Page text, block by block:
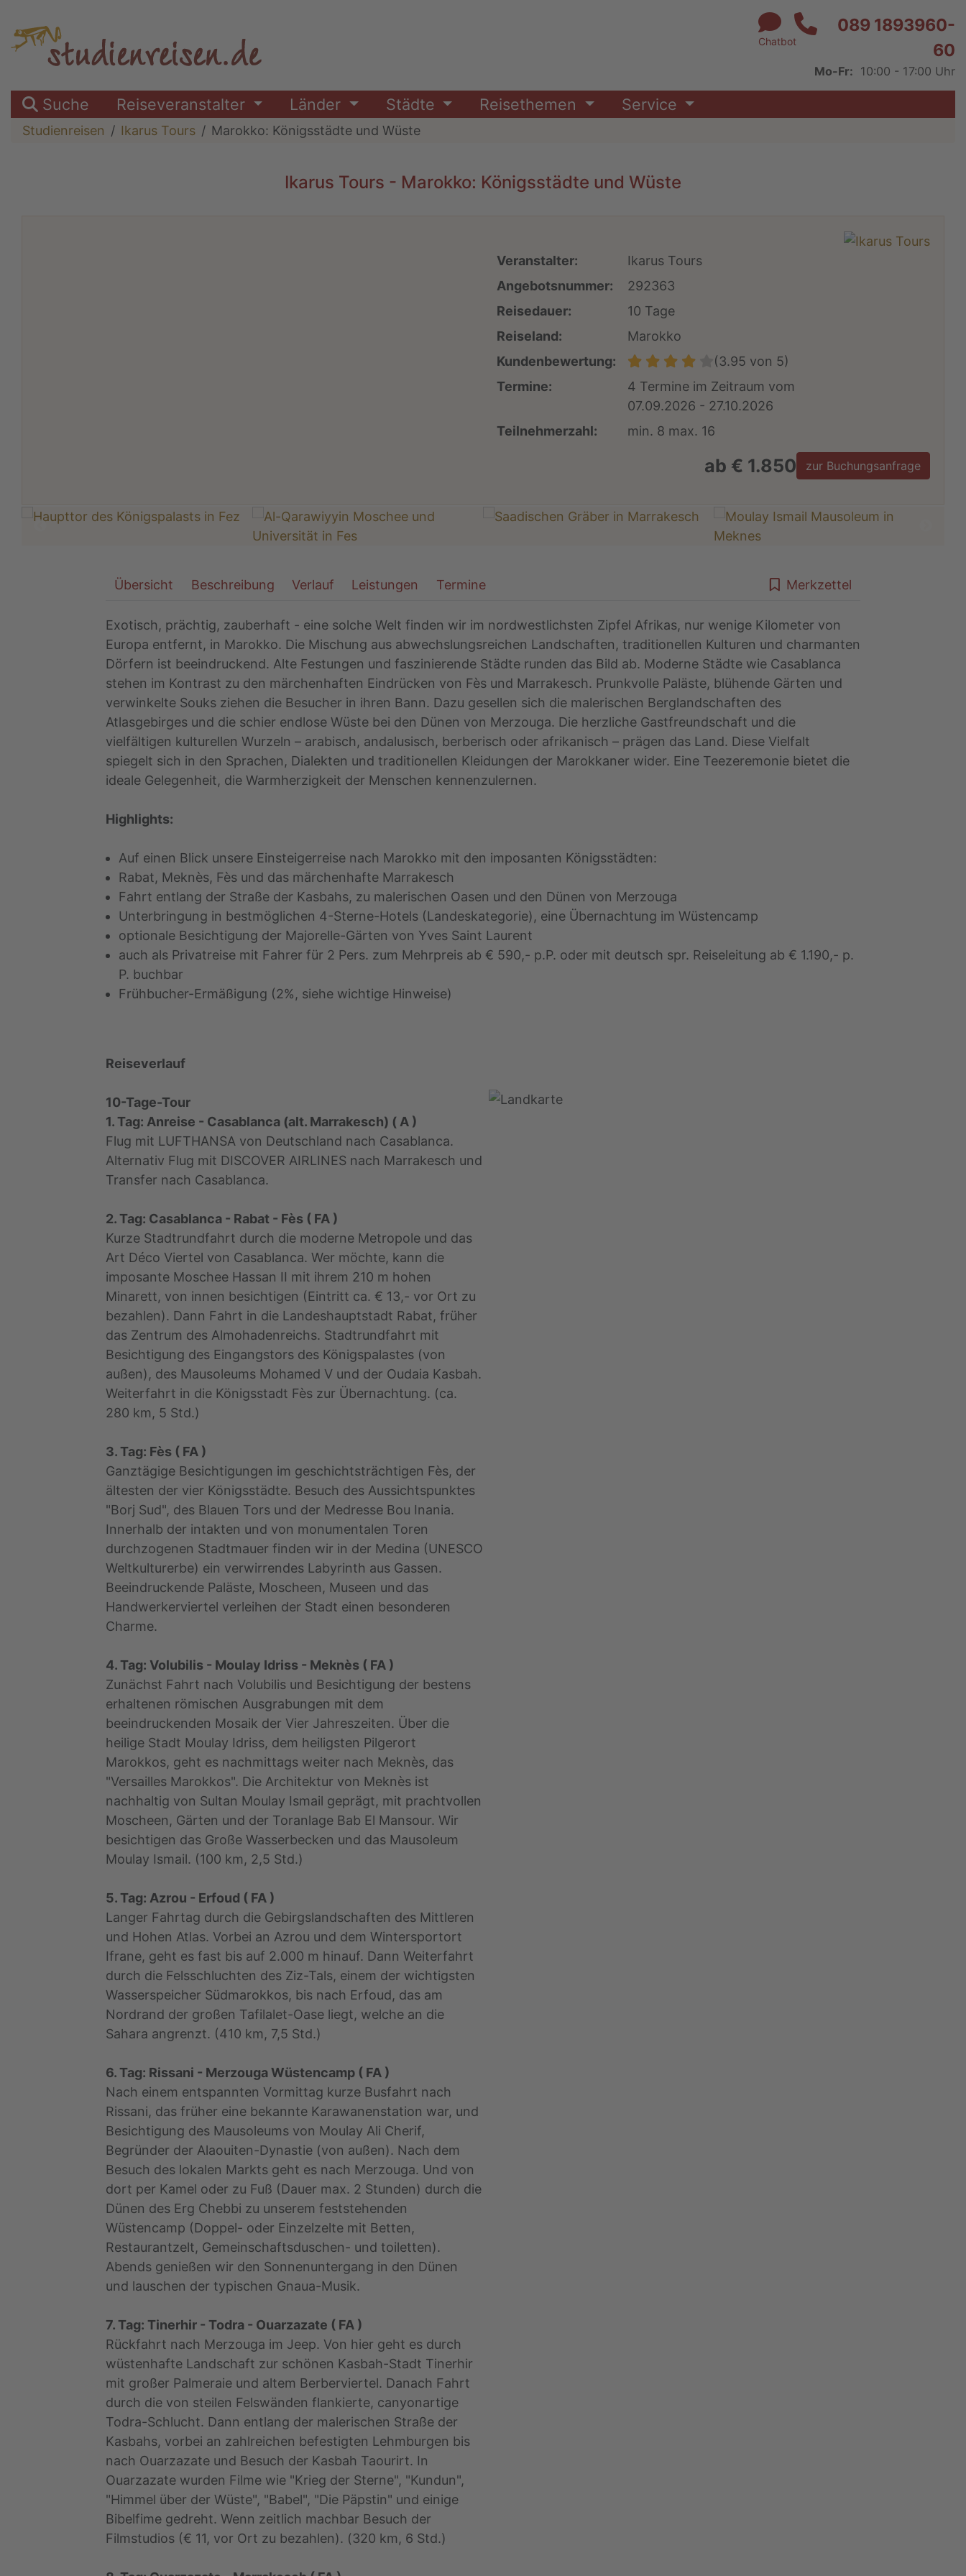
Chatbot
089 1893960-
60
Mo-Fr: 10:00 - 17:00 Uhr
Suche Reiseveranstalter Länder Städte Reisethemen Service
Studienreisen Ikarus Tours Marokko: Königsstädte und Wüste
Ikarus Tours - Marokko: Königsstädte und Wüste
Veranstalter:
Ikarus Tours
Angebotsnummer:
292363
Reisedauer:
10 Tage
Reiseland:
Marokko
Kundenbewertung:
(3.95 von 5)
Termine:
4 Termine im Zeitraum vom
07.09.2026 - 27.10.2026
Teilnehmerzahl:
min. 8 max. 16
ab € 1.850 zur Buchungsanfrage
Übersicht Beschreibung Verlauf Leistungen Termine Merkzettel
Exotisch, prächtig, zauberhaft - eine solche Welt finden wir im nordwestlichsten Zipfel Afrikas, nur wenige Kilometer von
Europa entfernt, in Marokko. Die Mischung aus abwechslungsreichen Landschaften, traditionellen Kulturen und charmanten
Dörfern ist beeindruckend. Alte Festungen und faszinierende Städte runden das Bild ab. Moderne Städte wie Casablanca
stehen im Kontrast zu den märchenhaften Eindrücken von Fès und Marrakesch. Prunkvolle Paläste, blühende Gärten und
verwinkelte Souks ziehen die Besucher in ihren Bann. Dazu gesellen sich die malerischen Berglandschaften des
Atlasgebirges und die schier endlose Wüste bei den Dünen von Merzouga. Die herzliche Gastfreundschaft und die
vielfältigen kulturellen Wurzeln – arabisch, andalusisch, berberisch oder afrikanisch – prägen das Land. Diese Vielfalt
spiegelt sich in den Sprachen, Dialekten und traditionellen Kleidungen der Marokkaner wider. Eine Teezeremonie bietet die
ideale Gelegenheit, die Warmherzigkeit der Menschen kennenzulernen.
Highlights:
Auf einen Blick unsere Einsteigerreise nach Marokko mit den imposanten Königsstädten:
Rabat, Meknès, Fès und das märchenhafte Marrakesch
Fahrt entlang der Straße der Kasbahs, zu malerischen Oasen und den Dünen von Merzouga
Unterbringung in bestmöglichen 4-Sterne-Hotels (Landeskategorie), eine Übernachtung im Wüstencamp
optionale Besichtigung der Majorelle-Gärten von Yves Saint Laurent
auch als Privatreise mit Fahrer für 2 Pers. zum Mehrpreis ab € 590,- p.P. oder mit deutsch spr. Reiseleitung ab € 1.190,- p.
P. buchbar
Frühbucher-Ermäßigung (2%, siehe wichtige Hinweise)
Reiseverlauf
10-Tage-Tour
1. Tag: Anreise - Casablanca (alt. Marrakesch) ( A )
Flug mit LUFTHANSA von Deutschland nach Casablanca.
Alternativ Flug mit DISCOVER AIRLINES nach Marrakesch und
Transfer nach Casablanca.
2. Tag: Casablanca - Rabat - Fès ( FA )
Kurze Stadtrundfahrt durch die moderne Metropole und das
Art Déco Viertel von Casablanca. Wer möchte, kann die
imposante Moschee Hassan II mit ihrem 210 m hohen
Minarett, von innen besichtigen (Eintritt ca. € 13,- vor Ort zu
bezahlen). Dann Fahrt in die Landeshauptstadt Rabat, früher
das Zentrum des Almohadenreichs. Stadtrundfahrt mit
Besichtigung des Eingangstors des Königspalastes (von
außen), des Mausoleums Mohamed V und der Oudaia Kasbah.
Weiterfahrt in die Königsstadt Fès zur Übernachtung. (ca.
280 km, 5 Std.)
3. Tag: Fès ( FA )
Ganztägige Besichtigungen im geschichtsträchtigen Fès, der
ältesten der vier Königsstädte. Besuch des Aussichtspunktes
"Borj Sud", des Blauen Tors und der Medresse Bou Inania.
Innerhalb der intakten und von monumentalen Toren
durchzogenen Stadtmauer finden wir in der Medina (UNESCO
Weltkulturerbe) ein verwirrendes Labyrinth aus Gassen.
Beeindruckende Paläste, Moscheen, Museen und das
Handwerkerviertel verleihen der Stadt einen besonderen
Charme.
4. Tag: Volubilis - Moulay Idriss - Meknès ( FA )
Zunächst Fahrt nach Volubilis und Besichtigung der bestens
erhaltenen römischen Ausgrabungen mit dem
beeindruckenden Mosaik der Vier Jahreszeiten. Über die
heilige Stadt Moulay Idriss, dem heiligsten Pilgerort
Marokkos, geht es nachmittags weiter nach Meknès, das
"Versailles Marokkos". Die Architektur von Meknès ist
nachhaltig von Sultan Moulay Ismail geprägt, mit prachtvollen
Moscheen, Gärten und der Toranlage Bab El Mansour. Wir
besichtigen das Große Wasserbecken und das Mausoleum
Moulay Ismail. (100 km, 2,5 Std.)
5. Tag: Azrou - Erfoud ( FA )
Langer Fahrtag durch die Gebirgslandschaften des Mittleren
und Hohen Atlas. Vorbei an Azrou und dem Wintersportort
Ifrane, geht es fast bis auf 2.000 m hinauf. Dann Weiterfahrt
durch die Felsschluchten des Ziz-Tals, einem der wichtigsten
Wasserspeicher Südmarokkos, bis nach Erfoud, das am
Nordrand der großen Tafilalet-Oase liegt, welche an die
Sahara angrenzt. (410 km, 7,5 Std.)
6. Tag: Rissani - Merzouga Wüstencamp ( FA )
Nach einem entspannten Vormittag kurze Busfahrt nach
Rissani, das früher eine bekannte Karawanenstation war, und
Besichtigung des Mausoleums von Moulay Ali Cherif,
Begründer der Alaouiten-Dynastie (von außen). Nach dem
Besuch des lokalen Markts geht es nach Merzouga. Und von
dort per Kamel oder zu Fuß (Dauer max. 2 Stunden) durch die
Dünen des Erg Chebbi zu unserem feststehenden
Wüstencamp (Doppel- oder Einzelzelte mit Betten,
Restaurantzelt, Gemeinschaftsduschen- und toiletten).
Abends genießen wir den Sonnenuntergang in den Dünen
und lauschen der typischen Gnaua-Musik.
7. Tag: Tinerhir - Todra - Ouarzazate ( FA )
Rückfahrt nach Merzouga im Jeep. Von hier geht es durch
wüstenhafte Landschaft zur schönen Kasbah-Stadt Tinerhir
mit großer Palmeraie und altem Berberviertel. Danach Fahrt
durch die von steilen Felswänden flankierte, canyonartige
Todra-Schlucht. Dann entlang der malerischen Straße der
Kasbahs, vorbei an zahlreichen befestigten Lehmburgen bis
nach Ouarzazate und Besuch der Kasbah Taourirt. In
Ouarzazate wurden Filme wie "Krieg der Sterne", "Kundun",
"Himmel über der Wüste", "Babel", "Die Päpstin" und einige
Bibelfime gedreht. Wenn zeitlich machbar Besuch der
Filmstudios (€ 11, vor Ort zu bezahlen). (320 km, 6 Std.)